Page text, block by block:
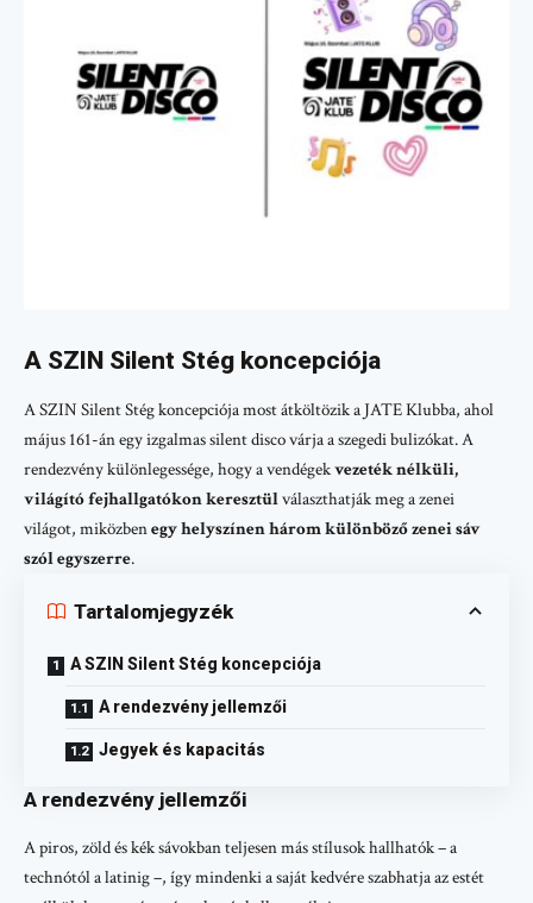
A SZIN Silent Stég koncepciója
A SZIN Silent Stég koncepciója most átköltözik a JATE Klubba, ahol
május 161-án egy izgalmas silent disco várja a szegedi bulizókat. A
rendezvény különlegessége, hogy a vendégekvezeték nélküli,
világító fejhallgatókon keresztülválaszthatják meg a zenei
világot, miközbenegy helyszínen három különböző zenei sáv
szól egyszerre.
Tartalomjegyzék
A SZIN Silent Stég koncepciója
A rendezvény jellemzői
Jegyek és kapacitás
A rendezvény jellemzői
A piros, zöld és kék sávokban teljesen más stílusok hallhatók – a
technótól a latinig –, így mindenki a saját kedvére szabhatja az estét